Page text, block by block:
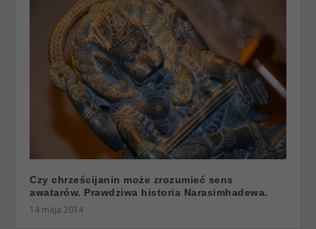
Czy chrześcijanin może zrozumieć sens
awatarów. Prawdziwa historia Narasimhadewa.
14 maja 2014